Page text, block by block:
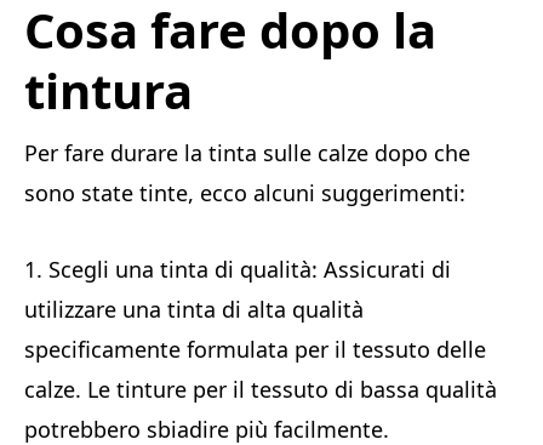
Cosa fare dopo la
tintura
Per fare durare la tinta sulle calze dopo che
sono state tinte, ecco alcuni suggerimenti:
1. Scegli una tinta di qualità: Assicurati di
utilizzare una tinta di alta qualità
specificamente formulata per il tessuto delle
calze. Le tinture per il tessuto di bassa qualità
potrebbero sbiadire più facilmente.